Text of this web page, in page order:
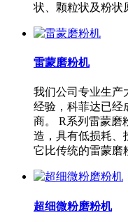
状、颗粒状及粉状
雷蒙磨粉机
我们公司专业生产
经验，科菲达已经
商。 R系列雷蒙磨
造，具有低损耗、
它比传统的雷蒙磨
超细微粉磨粉机